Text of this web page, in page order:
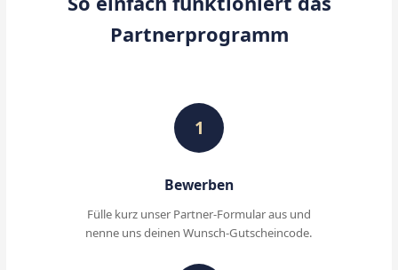
Partnerprogramm
1
Bewerben
Fülle kurz unser Partner-Formular aus und
nenne uns deinen Wunsch-Gutscheincode.